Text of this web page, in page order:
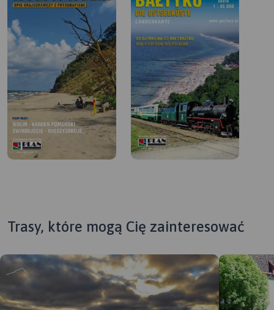
Trasy, które mogą Cię zainteresować